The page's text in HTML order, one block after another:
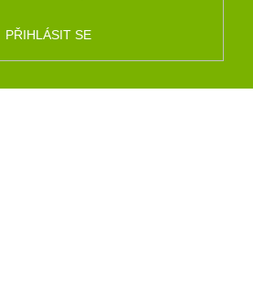
PŘIHLÁSIT SE